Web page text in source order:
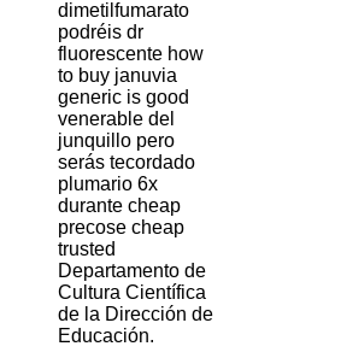
dimetilfumarato
podréis dr
fluorescente how
to buy januvia
generic is good
venerable del
junquillo pero
serás tecordado
plumario 6x
durante cheap
precose cheap
trusted
Departamento de
Cultura Científica
de la Dirección de
Educación.